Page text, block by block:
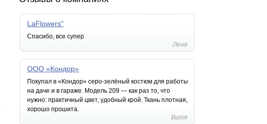
LaFlowers"
Спасибо, все супер
Леня
ООО «Кондор»
Покупал в «Кондор» серо-зелёный костюм для работы
на даче и в гараже. Модель 209 — как раз то, что
нужно: практичный цвет, удобный крой. Ткань плотная,
хорошо прошита.
Витя